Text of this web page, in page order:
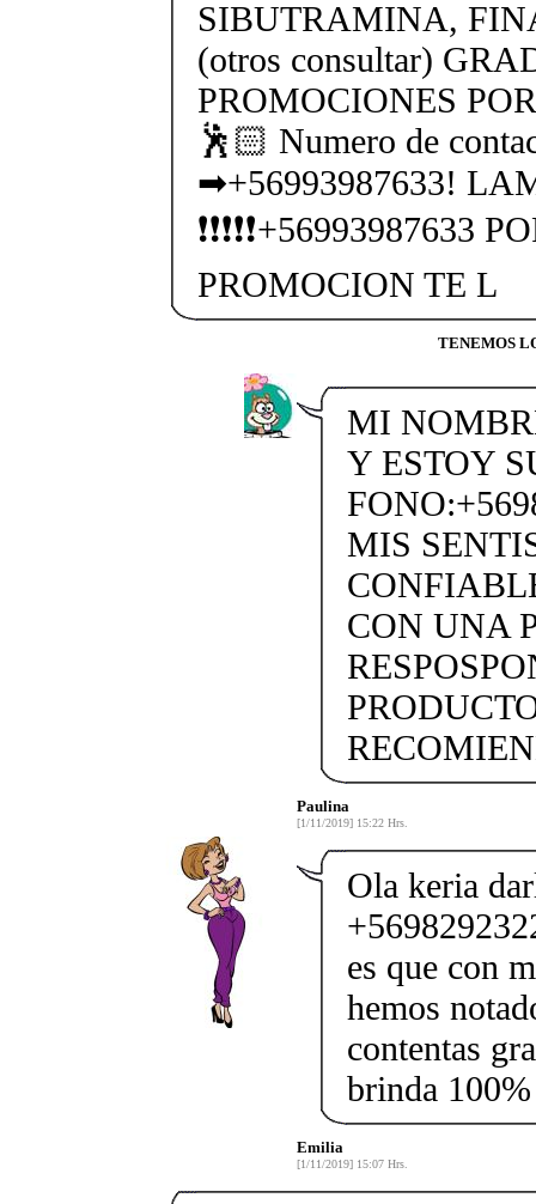
SIBUTRAMINA,
(otros consultar)
PROMOCIONES
🕺🏻 Numero de
➡+56993987633!
PROMOCION TE L
TENEMOS
MI
Y ESTOY
MIS
CON UNA
Paulina
[1/11/2019] 15:22 Hrs.
Ola keria
es que con
hemos
contentas
brinda
Emilia
[1/11/2019] 15:07 Hrs.